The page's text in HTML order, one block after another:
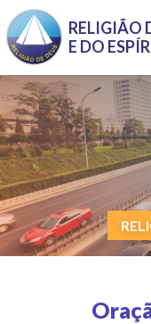
Pular para o conteúdo
RELIGIÃO
E DO